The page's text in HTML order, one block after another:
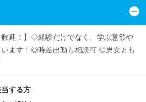
歓迎！】◇経験だけでなく、学ぶ意欲や
います！◎時差出勤も相談可 ◎男女とも
する方